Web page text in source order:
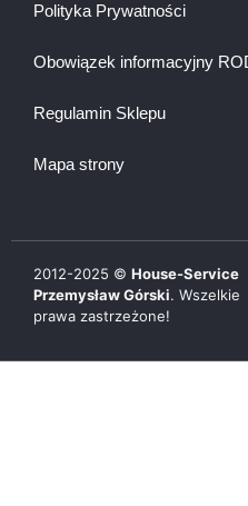
Polityka Prywatności
Obowiązek informacyjny
Regulamin Sklepu
Mapa strony
2012-2025 © House-Service
Przemysław Górski. Wszelkie
prawa zastrzeżone!